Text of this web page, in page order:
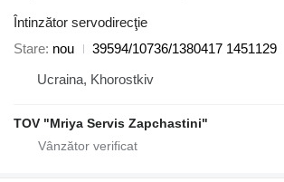
Întinzător servodirecţie
Stare nou
39594/10736/1380417 1451129
Ucraina, Khorostkiv
TOV "Mriya Servis Zapchastini"